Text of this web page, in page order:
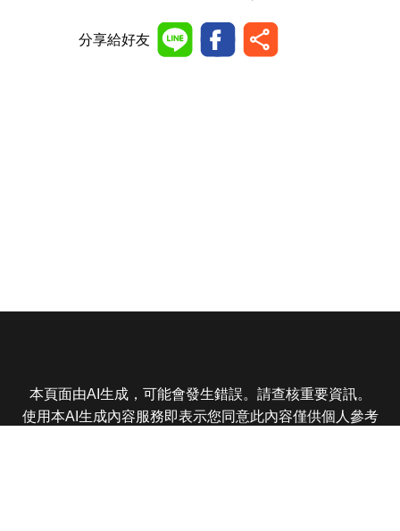
分享給好友
本頁面由AI生成，可能會發生錯誤。請查核重要資訊。
使用本AI生成內容服務即表示您同意此內容僅供個人參考